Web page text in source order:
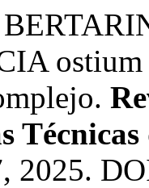
ostium
2025.